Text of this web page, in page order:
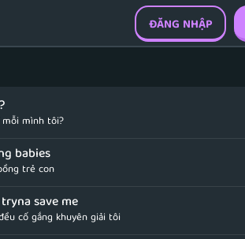
ĐĂNG NHẬP
mỗi mình tôi?
babies
trẻ con
save me
cố gắng khuyên giải tôi